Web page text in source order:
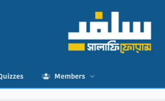
Members